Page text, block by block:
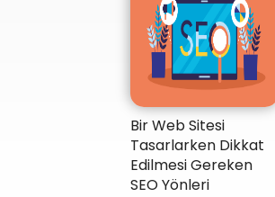
Bir Web Sitesi
Tasarlarken Dikkat
Edilmesi Gereken
SEO Yönleri